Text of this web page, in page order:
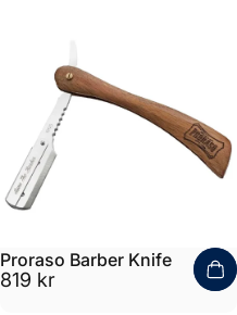
Proraso Barber Knife
819 kr